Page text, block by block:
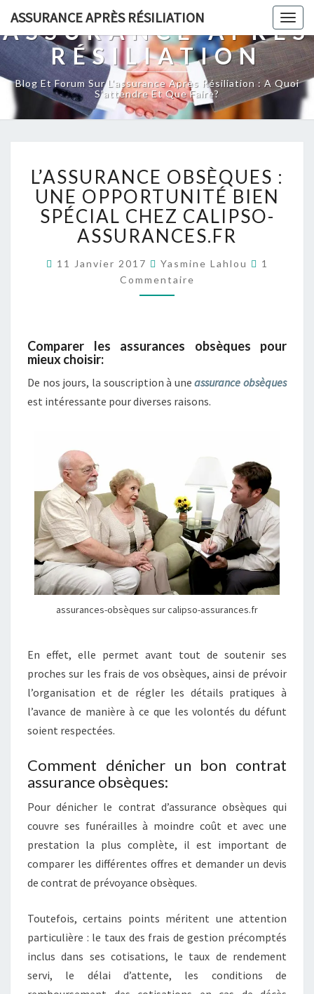
ASSURANCE APRÈS RÉSILIATION
ASSURANCE APRÈS
RÉSILIATION
Blog Et Forum Sur L'assurance Après Résiliation : A Quoi
S'attendre Et Que Faire?
OBSÈQUES
:
UNE
OPPORTUNITÉ
BIEN
CHEZ
CALIPSO-
ASSURANCES.FR
L’ASSURANCE OBSÈQUES :
UNE OPPORTUNITÉ BIEN
SPÉCIAL CHEZ CALIPSO-
ASSURANCES.FR
11 Janvier 2017 Yasmine Lahlou
1
Commentaire
Comparer les assurances obsèques pour
mieux choisir:
De nos jours, la souscription à uneassurance obsèques
est intéressante pour diverses raisons.
assurances-obsèques sur calipso-assurances.fr
En effet, elle permet avant tout de soutenir ses
proches sur les frais de vos obsèques, ainsi de prévoir
l’organisation et de régler les détails pratiques à
l’avance de manière à ce que les volontés du défunt
soient respectées.
Comment dénicher un bon contrat
assurance obsèques:
Pour dénicher le contrat d’assurance obsèques qui
couvre ses funérailles à moindre coût et avec une
prestation la plus complète, il est important de
comparer les différentes offres et demander un devis
de contrat de prévoyance obsèques.
Toutefois, certains points méritent une attention
particulière : le taux des frais de gestion précomptés
inclus dans ses cotisations, le taux de rendement
servi, le délai d’attente, les conditions de